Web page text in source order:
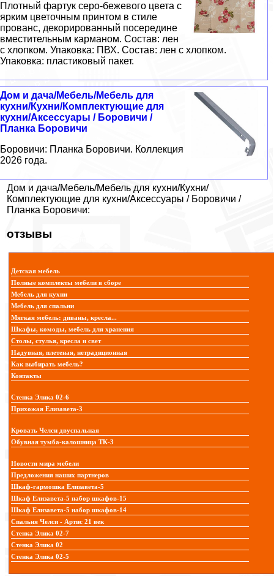
Плотный фартук серо-бежевого цвета с
ярким цветочным принтом в стиле
прованс, декорированный посередине
вместительным карманом. Состав: лен
с хлопком. Упаковка: ПВХ. Состав: лен с хлопком.
Упаковка: пластиковый пакет.
Дом и дача/Мебель/Мебель для
кухни/Кухни/Комплектующие для
кухни/Аксессуары / Боровичи /
Планка Боровичи
Боровичи: Планка Боровичи. Коллекция
2026 года.
Дом и дача/Мебель/Мебель для кухни/Кухни/
Комплектующие для кухни/Аксессуары / Боровичи /
Планка Боровичи:
отзывы
Детская мебель
Полные комплекты мебели в сборе
Мебель для кухни
Мебель для спальни
Мягкая мебель: диваны, кресла...
Шкафы, комоды, мебель для хранения
Столы, стулья, кресла и свет
Надувная, плетеная, нетрадиционная
Как выбирать мебель?
Контакты
Стенка Элика 02-6
Прихожая Елизавета-3
Кровать Челси двуспальная
Обувная тумба-калошница ТК-3
Новости мира мебели
Предложения наших партнеров
Шкаф-гармошка Елизавета-5
Шкаф Елизавета-5 набор шкафов-15
Шкаф Елизавета-5 набор шкафов-14
Спальня Челси - Артис 21 век
Стенка Элика 02-7
Стенка Элика 02
Стенка Элика 02-5